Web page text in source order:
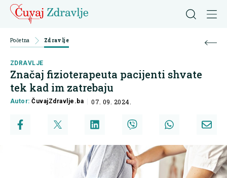
Početna Zdravlje
ZDRAVLJE
Značaj fizioterapeuta pacijenti shvate
tek kad im zatrebaju
Autor:ČuvajZdravlje.ba 07. 09. 2024.